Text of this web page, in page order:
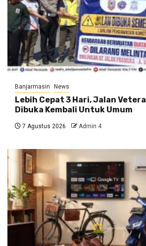
Banjarmasin News
Lebih Cepat 3 Hari, Jalan
Dibuka Kembali Untuk Umum
7 Agustus 2026 Admin 4